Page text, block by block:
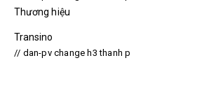
Thương hiệu
Transino
// dan-pv change h3 thanh p